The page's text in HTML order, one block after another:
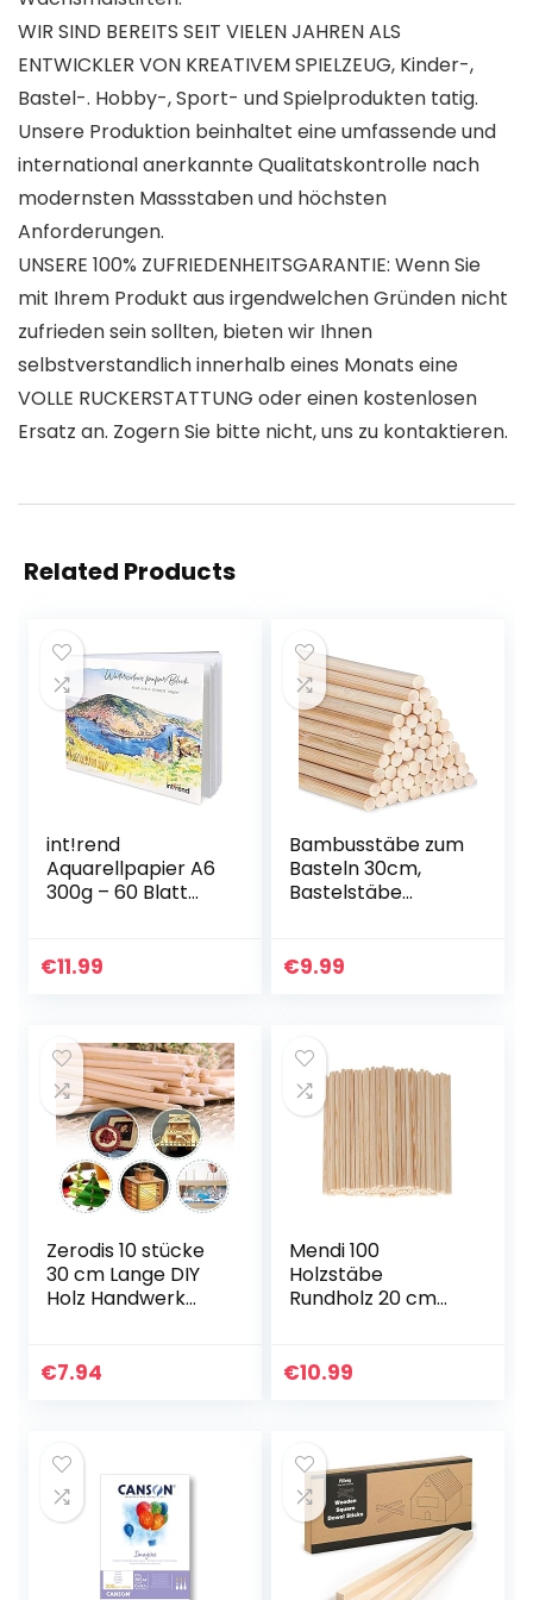
WIR SIND BEREITS SEIT VIELEN JAHREN ALS
ENTWICKLER VON KREATIVEM SPIELZEUG, Kinder-,
Bastel-. Hobby-, Sport- und Spielprodukten tatig.
Unsere Produktion beinhaltet eine umfassende und
international anerkannte Qualitatskontrolle nach
modernsten Massstaben und höchsten
Anforderungen.
UNSERE 100% ZUFRIEDENHEITSGARANTIE: Wenn Sie
mit Ihrem Produkt aus irgendwelchen Gründen nicht
zufrieden sein sollten, bieten wir Ihnen
selbstverstandlich innerhalb eines Monats eine
VOLLE RUCKERSTATTUNG oder einen kostenlosen
Ersatz an. Zogern Sie bitte nicht, uns zu kontaktieren.
Related Products
int!rend
Aquarellpapier A6
300g – 60 Blatt
– Papierblock für
€11.99
Bambusstäbe zum
Basteln 30cm,
Bastelstäbe
5mm/0.20inch
€9.99
Zerodis 10 stücke
30 cm Lange DIY
Holz Handwerk
Bambusstäbe zum
€7.94
Mendi 100
Holzstäbe
Rundholz 20 cm
holzstab runde
€10.99